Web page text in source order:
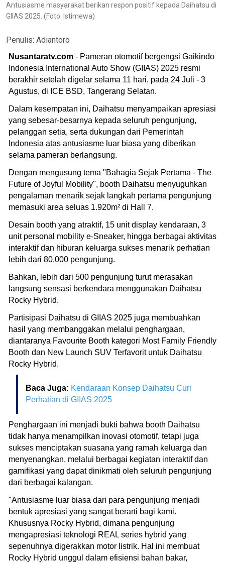
Antusiasme masyarakat berikan respon positif kepada Daihatsu di
GIIAS 2025. (Foto: Istimewa)
Penulis: Adiantoro
Nusantaratv.com - Pameran otomotif bergengsi Gaikindo
Indonesia International Auto Show (GIIAS) 2025 resmi
berakhir setelah digelar selama 11 hari, pada 24 Juli - 3
Agustus, di ICE BSD, Tangerang Selatan.
Dalam kesempatan ini, Daihatsu menyampaikan apresiasi
yang sebesar-besarnya kepada seluruh pengunjung,
pelanggan setia, serta dukungan dari Pemerintah
Indonesia atas antusiasme luar biasa yang diberikan
selama pameran berlangsung.
Dengan mengusung tema "Bahagia Sejak Pertama - The
Future of Joyful Mobility", booth Daihatsu menyuguhkan
pengalaman menarik sejak langkah pertama pengunjung
memasuki area seluas 1.920m² di Hall 7.
Desain booth yang atraktif, 15 unit display kendaraan, 3
unit personal mobility e-Sneaker, hingga berbagai aktivitas
interaktif dan hiburan keluarga sukses menarik perhatian
lebih dari 80.000 pengunjung.
Bahkan, lebih dari 500 pengunjung turut merasakan
langsung sensasi berkendara menggunakan Daihatsu
Rocky Hybrid.
Partisipasi Daihatsu di GIIAS 2025 juga membuahkan
hasil yang membanggakan melalui penghargaan,
diantaranya Favourite Booth kategori Most Family Friendly
Booth dan New Launch SUV Terfavorit untuk Daihatsu
Rocky Hybrid.
Baca Juga: Kendaraan Konsep Daihatsu Curi
Perhatian di GIIAS 2025
Penghargaan ini menjadi bukti bahwa booth Daihatsu
tidak hanya menampilkan inovasi otomotif, tetapi juga
sukses menciptakan suasana yang ramah keluarga dan
menyenangkan, melalui berbagai kegiatan interaktif dan
gamifikasi yang dapat dinikmati oleh seluruh pengunjung
dari berbagai kalangan.
"Antusiasme luar biasa dari para pengunjung menjadi
bentuk apresiasi yang sangat berarti bagi kami.
Khususnya Rocky Hybrid, dimana pengunjung
mengapresiasi teknologi REAL series hybrid yang
sepenuhnya digerakkan motor listrik. Hal ini membuat
Rocky Hybrid unggul dalam efisiensi bahan bakar,